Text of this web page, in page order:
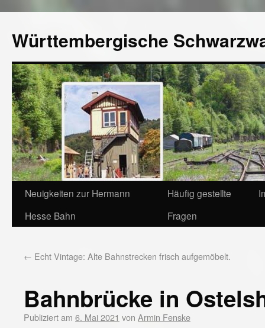
Württembergische
Neuigkeiten zur Hermann
Hesse Bahn
Häufig gestellte
Fragen
← Echt Vintage: Alte Bahnstrecken frisch aufgemöbelt.
Bahnbrücke in
Publiziert am 6. Mai 2021 von Armin Fenske